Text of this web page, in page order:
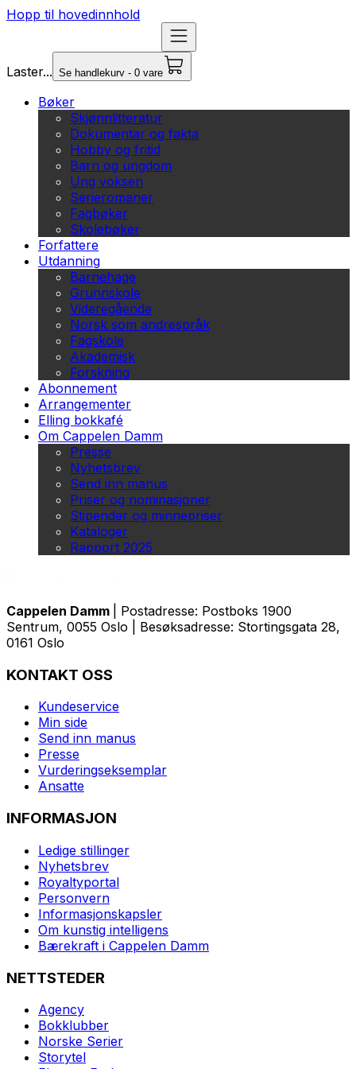
Hopp til hovedinnhold
Laster... Se handlekurv - 0 vare
Bøker
Skjønnlitteratur
Dokumentar og fakta
Hobby og fritid
Barn og ungdom
Ung voksen
Serieromaner
Fagbøker
Skolebøker
Forfattere
Utdanning
Barnehage
Grunnskole
Videregående
Norsk som andrespråk
Fagskole
Akademisk
Forskning
Abonnement
Arrangementer
Elling bokkafé
Om Cappelen Damm
Presse
Nyhetsbrev
Send inn manus
Priser og nominasjoner
Stipender og minnepriser
Kataloger
Rapport 2025
Cappelen Damm
| Postadresse: Postboks 1900
Sentrum, 0055 Oslo | Besøksadresse: Stortingsgata 28,
0161 Oslo
KONTAKT OSS
Kundeservice
Min side
Send inn manus
Presse
Vurderingseksemplar
Ansatte
INFORMASJON
Ledige stillinger
Nyhetsbrev
Royaltyportal
Personvern
Informasjonskapsler
Om kunstig intelligens
Bærekraft i Cappelen Damm
NETTSTEDER
Agency
Bokklubber
Norske Serier
Storytel